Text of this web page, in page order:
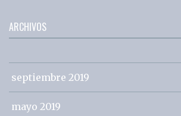
ARCHIVOS
septiembre 2019
mayo 2019